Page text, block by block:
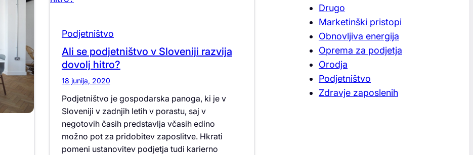
Podjetništvo
Ali se podjetništvo v Sloveniji razvija
dovolj hitro?
18 junija, 2020
Podjetništvo je gospodarska panoga, ki je v
Sloveniji v zadnjih letih v porastu, saj v
negotovih časih predstavlja včasih edino
možno pot za pridobitev zaposlitve. Hkrati
pomeni ustanovitev podjetja tudi karierno
Drugo
Marketinški pristopi
Obnovljiva energija
Oprema za podjetja
Orodja
Podjetništvo
Zdravje zaposlenih